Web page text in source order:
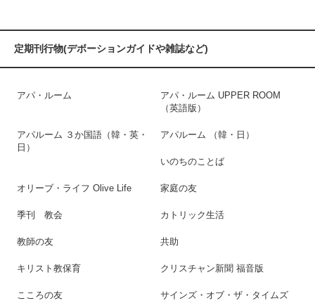
定期刊行物(デボーションガイドや雑誌など)
アパ・ルーム
アパ・ルーム UPPER ROOM
（英語版）
アパルーム ３か国語（韓・英・
日）
アパルーム （韓・日）
いのちのことば
オリーブ・ライフ Olive Life 家庭の友
季刊 教会 カトリック生活
教師の友 共助
キリスト教保育 クリスチャン新聞 福音版
こころの友 サインズ・オブ・ザ・タイムズ